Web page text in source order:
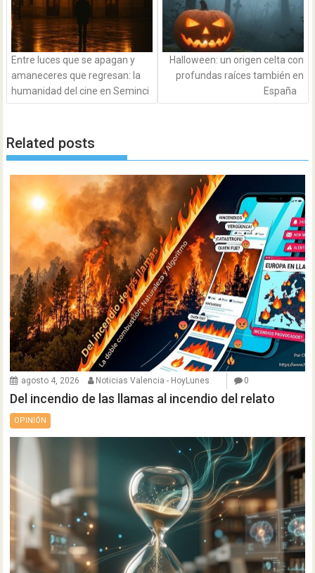
Entre luces que se apagan y
amaneceres que regresan: la
humanidad del cine en Seminci
Halloween: un origen celta con
profundas raíces también en
España
Related posts
agosto 4, 2026 Noticias Valencia - HoyLunes 0
Del incendio de las llamas al incendio del relato
OPINIÓN